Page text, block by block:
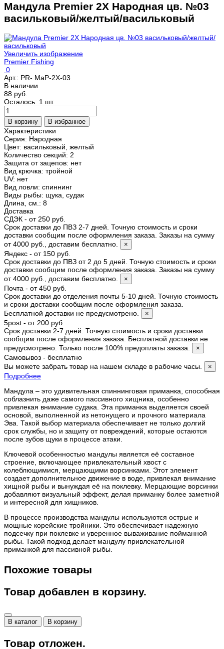
Мандула Premier 2Х Народная цв. №03
васильковый/желтый/васильковый
Увеличить изображение
Premier Fishing
0
Арт.: PR- MaP-2X-03
В наличии
88 руб.
Осталось: 1 шт.
Характеристики
Серия: Народная
Цвет: васильковый, желтый
Количество секций: 2
Защита от зацепов: нет
Вид крючка: тройной
UV: нет
Вид ловли: спиннинг
Виды рыбы: щука, судак
Длина, см. : 8
Доставка
СДЭК - от 250 руб.
Срок доставки до ПВЗ 2-7 дней. Точную стоимость и сроки
доставки сообщим после оформления заказа. Заказы на сумму
от 4000 руб., доставим бесплатно.
×
Яндекс - от 150 руб.
Срок доставки до ПВЗ от 2 до 5 дней. Точную стоимость и сроки
доставки сообщим после оформления заказа. Заказы на сумму
от 4000 руб., доставим бесплатно.
×
Почта - от 450 руб.
Срок доставки до отделения почты 5-10 дней. Точную стоимость
и сроки доставки сообщим после оформления заказа.
Бесплатной доставки не предусмотрено.
×
5post - от 200 руб.
Срок доставки 2-7 дней. Точную стоимость и сроки доставки
сообщим после оформления заказа. Бесплатной доставки не
предусмотрено. Только после 100% предоплаты заказа.
×
Самовывоз - бесплатно
Вы можете забрать товар на нашем складе в рабочие часы.
×
Подробнее
Мандула – это удивительная спиннинговая приманка, способная
соблазнить даже самого пассивного хищника, особенно
привлекая внимание судака. Эта приманка выделяется своей
основой, выполненной из нетонущего и прочного материала
Эва. Такой выбор материала обеспечивает не только долгий
срок службы, но и защиту от повреждений, которые остаются
после зубов щуки в процессе атаки.
Ключевой особенностью мандулы является её составное
строение, включающее привлекательный хвост с
колеблющимися, мерцающими ворсинками. Этот элемент
создает дополнительное движение в воде, привлекая внимание
хищной рыбы и вынуждая её на поклевку. Мерцающие ворсинки
добавляют визуальный эффект, делая приманку более заметной
и интересной для хищников.
В процессе производства мандулы используются острые и
мощные корейские тройники. Это обеспечивает надежную
подсечку при поклевке и уверенное вываживание пойманной
рыбы. Такой подход делает мандулу привлекательной
приманкой для пассивной рыбы.
Похожие товары
Товар добавлен в корзину.
В каталог В корзину
Товар отложен.